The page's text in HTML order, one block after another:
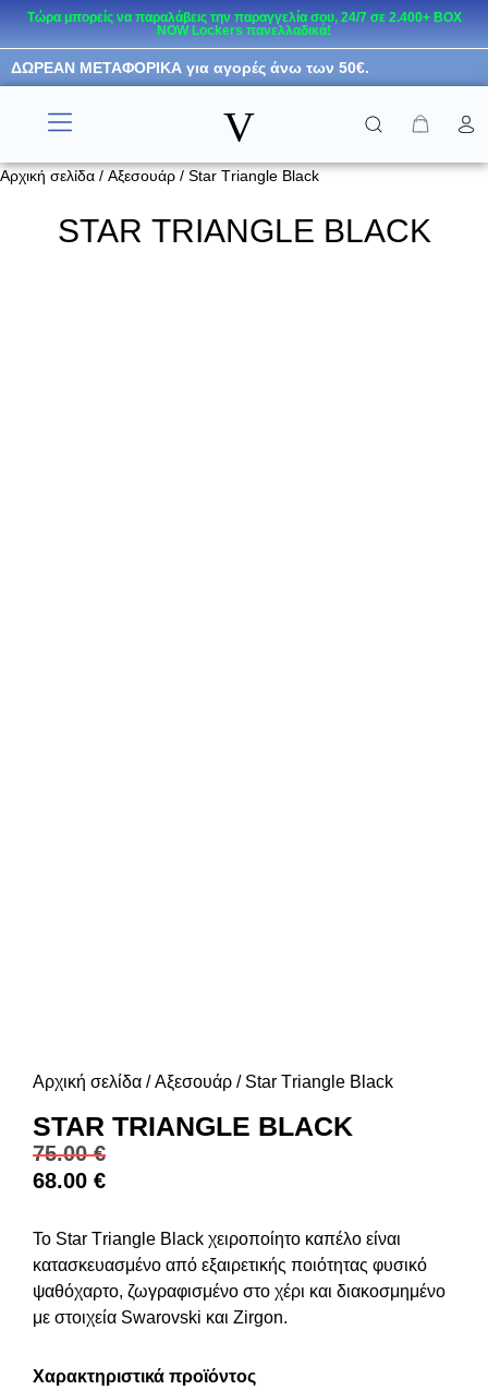
Μεταπηδήστε
στο
περιεχόμενο
Τώρα μπορείς να παραλάβεις την παραγγελία σου, 24/7 σε 2.400+ BOX
NOW Lockers πανελλαδικά!
ΔΩΡΕΑΝ ΜΕΤΑΦΟΡΙΚΑ για αγορές άνω των 50€.
V
Αρχική σελίδα / Αξεσουάρ / Star Τriangle Black
STAR ΤRIANGLE BLACK
Αρχική σελίδα /Αξεσουάρ / Star Τriangle Black
STAR ΤRIANGLE BLACK
75.00€
68.00 €
Το Star Τriangle Black χειροποίητο καπέλο είναι
κατασκευασμένο από εξαιρετικής ποιότητας φυσικό
ψαθόχαρτο, ζωγραφισμένο στο χέρι και διακοσμημένο
με στοιχεία Swarovski και Zirgon.
Χαρακτηριστικά προϊόντος